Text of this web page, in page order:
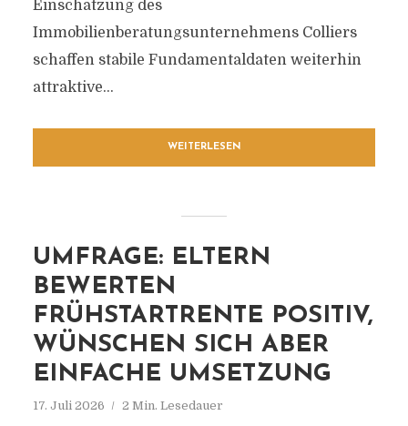
Einschätzung des
Immobilienberatungsunternehmens Colliers
schaffen stabile Fundamentaldaten weiterhin
attraktive...
WEITERLESEN
UMFRAGE: ELTERN
BEWERTEN
FRÜHSTARTRENTE POSITIV,
WÜNSCHEN SICH ABER
EINFACHE UMSETZUNG
17. Juli 2026 2 Min. Lesedauer